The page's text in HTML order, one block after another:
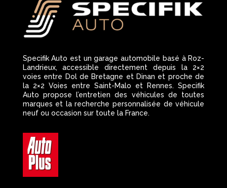
Specifik Auto est un garage automobile basé à Roz-
Landrieux, accessible directement depuis la 2×2
voies entre Dol de Bretagne et Dinan et proche de
la 2×2 Voies entre Saint-Malo et Rennes. Specifik
Auto propose l’entretien des véhicules de toutes
marques et la recherche personnalisée de véhicule
neuf ou occasion sur toute la France.